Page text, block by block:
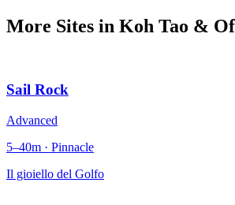
More Sites in Koh Tao &
Sail Rock
Advanced
5–40m · Pinnacle
Il gioiello del Golfo